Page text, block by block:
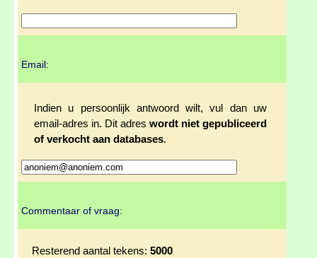
Email:
Indien u persoonlijk antwoord wilt, vul dan uw
email-adres in. Dit adres wordt niet gepubliceerd
of verkocht aan databases.
Commentaar of vraag:
Resterend aantal tekens: 5000